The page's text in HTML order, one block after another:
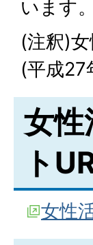
います。
(注釈)
(平成27
女性
ト
女性